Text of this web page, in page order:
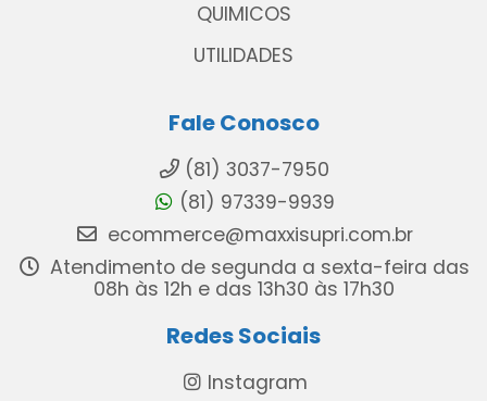
QUIMICOS
UTILIDADES
Fale Conosco
(81) 3037-7950
(81) 97339-9939
ecommerce@maxxisupri.com.br
Atendimento de segunda a sexta-feira das
08h às 12h e das 13h30 às 17h30
Redes Sociais
Instagram